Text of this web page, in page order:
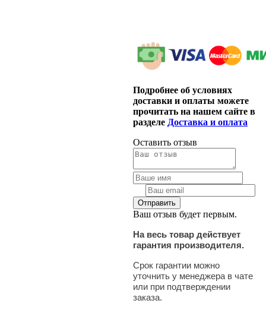
Подробнее об условиях
доставки и оплаты можете
прочитать на нашем сайте в
разделе Доставка и оплата
Оставить отзыв
Ваш отзыв будет первым.
На весь товар действует
гарантия производителя.
Срок гарантии можно
уточнить у менеджера в чате
или при подтверждении
заказа.